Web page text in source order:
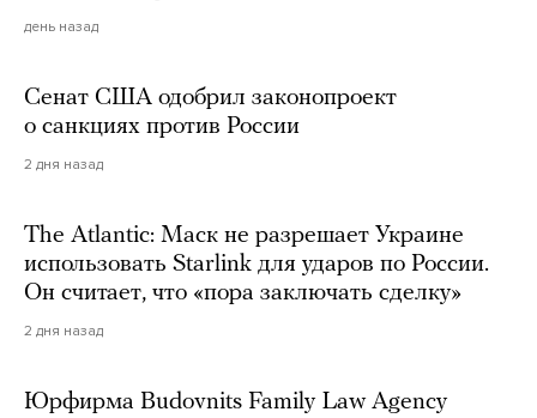
день назад
Сенат США одобрил законопроект
о санкциях против России
2 дня назад
The Atlantic: Маск не разрешает Украине
использовать Starlink для ударов по России.
Он считает, что «пора заключать сделку»
2 дня назад
Юрфирма Budovnits Family Law Agency